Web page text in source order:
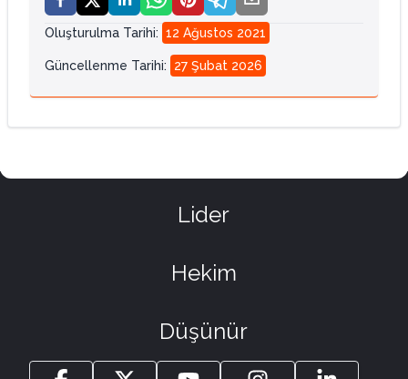
Oluşturulma Tarihi: 12 Ağustos 2021
Güncellenme Tarihi: 27 Şubat 2026
Lider
Hekim
Düşünür